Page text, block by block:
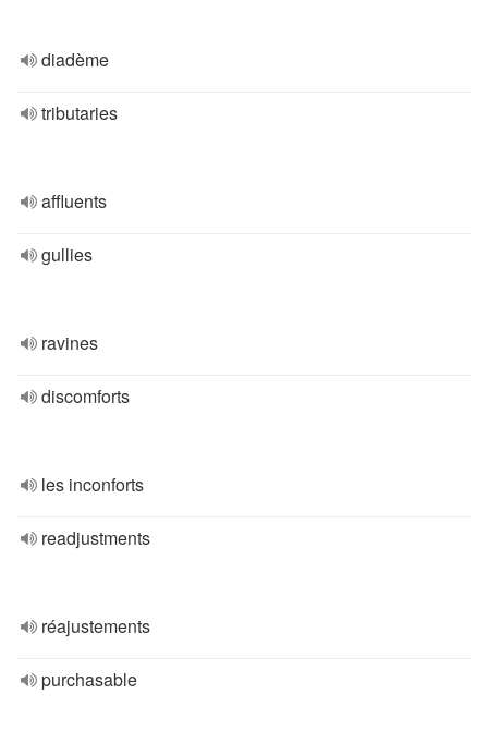
diadème
tributaries
affluents
gullies
ravines
discomforts
les inconforts
readjustments
réajustements
purchasable